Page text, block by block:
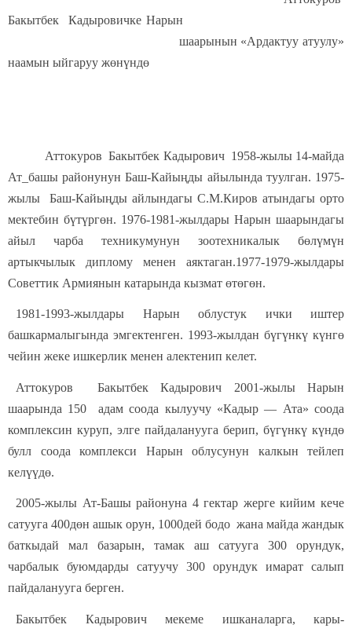
Бакытбек Кадыровичке Нарын
шаарынын «Ардактуу атуулу»
наамын ыйгаруу жөнүндө
Аттокуров Бакытбек Кадырович 1958-жылы 14-майда
Ат_башы районунун Баш-Кайыңды айылында туулган. 1975-
жылы Баш-Кайыңды айлындагы С.М.Киров атындагы орто
мектебин бүтүргөн. 1976-1981-жылдары Нарын шаарындагы
айыл чарба техникумунун зоотехникалык бөлүмүн
артыкчылык диплому менен аяктаган.1977-1979-жылдары
Советтик Армиянын катарында кызмат өтөгөн.
1981-1993-жылдары Нарын облустук ички иштер
башкармалыгында эмгектенген. 1993-жылдан бүгүнкү күнгө
чейин жеке ишкерлик менен алектенип келет.
Аттокуров Бакытбек Кадырович 2001-жылы Нарын
шаарында 150 адам соода кылуучу «Кадыр — Ата» соода
комплексин куруп, элге пайдаланууга берип, бүгүнкү күндө
булл соода комплекси Нарын облусунун калкын тейлеп
келүүдө.
2005-жылы Ат-Башы районуна 4 гектар жерге кийим кече
сатууга 400дөн ашык орун, 1000дей бодо жана майда жандык
баткыдай мал базарын, тамак аш сатууга 300 орундук,
чарбалык буюмдарды сатуучу 300 орундук имарат салып
пайдаланууга берген.
Бакытбек Кадырович мекеме ишканаларга, кары-